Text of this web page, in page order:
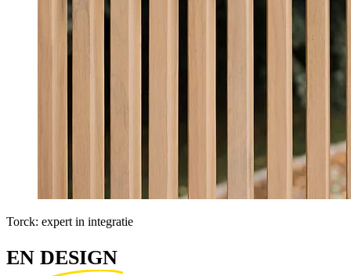
Torck: expert in integratie
EN DESIGN